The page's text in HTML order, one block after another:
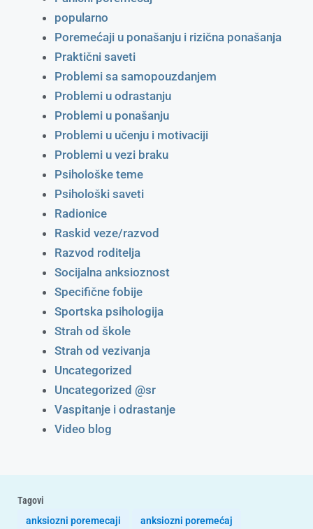
popularno
Poremećaji u ponašanju i rizična ponašanja
Praktični saveti
Problemi sa samopouzdanjem
Problemi u odrastanju
Problemi u ponašanju
Problemi u učenju i motivaciji
Problemi u vezi braku
Psihološke teme
Psihološki saveti
Radionice
Raskid veze/razvod
Razvod roditelja
Socijalna anksioznost
Specifične fobije
Sportska psihologija
Strah od škole
Strah od vezivanja
Uncategorized
Uncategorized @sr
Vaspitanje i odrastanje
Video blog
Tagovi
anksiozni poremecaji
anksiozni poremećaj